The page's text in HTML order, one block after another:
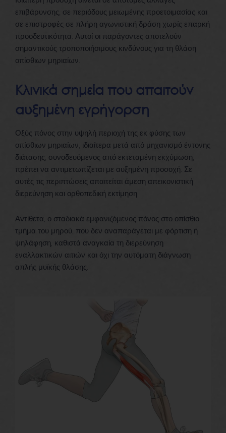
επιβάρυνσης, σε περιόδους μειωμένης προετοιμασίας και
σε επιστροφές σε πλήρη αγωνιστική δράση χωρίς επαρκή
προοδευτικότητα. Αυτοί οι παράγοντες αποτελούν
σημαντικούς τροποποιήσιμους κινδύνους για τη θλάση
οπίσθιων μηριαίων.
Κλινικά σημεία που απαιτούν
αυξημένη εγρήγορση
Οξύς πόνος στην υψηλή περιοχή της εκ φύσης των
οπίσθιων μηριαίων, ιδιαίτερα μετά από μηχανισμό έντονης
διάτασης, συνοδευόμενος από εκτεταμένη εκχύμωση,
πρέπει να αντιμετωπίζεται με αυξημένη προσοχή. Σε
αυτές τις περιπτώσεις απαιτείται άμεση απεικονιστική
διερεύνηση και ορθοπεδική εκτίμηση.
Αντίθετα, ο σταδιακά εμφανιζόμενος πόνος στο οπίσθιο
τμήμα του μηρού, που δεν αναπαράγεται με φόρτιση ή
ψηλάφηση, καθιστά αναγκαία τη διερεύνηση
εναλλακτικών αιτιών και όχι την αυτόματη διάγνωση
απλής μυϊκής θλάσης.